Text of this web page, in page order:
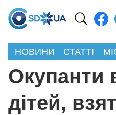
НОВИНИ СТАТТІ
Окупанти
дітей,